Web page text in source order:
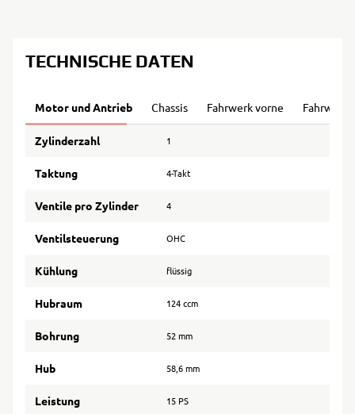
TECHNISCHE DATEN
Motor und Antrieb Chassis Fahrwerk vorne Fahrwerk
Zylinderzahl 1
Taktung 4-Takt
Ventile pro Zylinder 4
Ventilsteuerung OHC
Kühlung flüssig
Hubraum 124 ccm
Bohrung 52 mm
Hub 58,6 mm
Leistung 15 PS